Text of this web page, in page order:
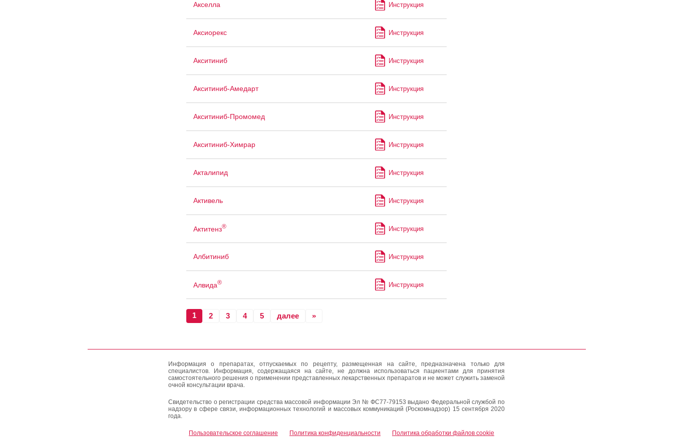
Акселла Инструкция
Аксиорекс Инструкция
Акситиниб Инструкция
Акситиниб-Амедарт Инструкция
Акситиниб-Промомед Инструкция
Акситиниб-Химрар Инструкция
Акталипид Инструкция
Активель Инструкция
Актитенз® Инструкция
Албитиниб Инструкция
Алвида® Инструкция
1 2 3 4 5 далее »
Информация о препаратах, отпускаемых по рецепту, размещенная на сайте, предназначена только для
специалистов. Информация, содержащаяся на сайте, не должна использоваться пациентами для принятия
самостоятельного решения о применении представленных лекарственных препаратов и не может служить заменой
очной консультации врача.
Свидетельство о регистрации средства массовой информации Эл № ФС77-79153 выдано Федеральной службой по
надзору в сфере связи, информационных технологий и массовых коммуникаций (Роскомнадзор) 15 сентября 2020
года.
Пользовательское соглашение Политика конфиденциальности Политика обработки файлов cookie